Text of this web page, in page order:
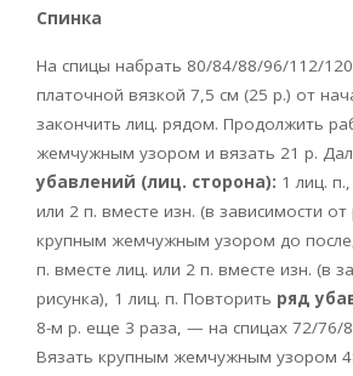
Спинка
На спицы набрать 80/84/88/96/112/
платочной вязкой 7,5 см (25 р.) от
закончить лиц. рядом. Продолжить
жемчужным узором и вязать 21 р.
убавлений (лиц. сторона): 1 лиц.
или 2 п. вместе изн. (в зависимости от
крупным жемчужным узором до
п. вместе лиц. или 2 п. вместе изн. (в
рисунка), 1 лиц. п. Повторить ряд
8-м р. еще 3 раза, — на спицах 72/76/
Вязать крупным жемчужным узором